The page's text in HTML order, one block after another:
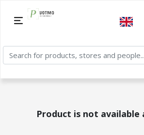
Product is not available